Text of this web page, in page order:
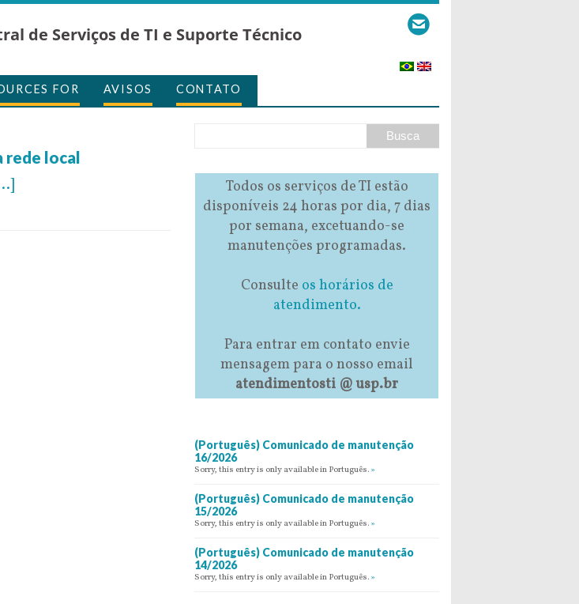
de Serviços de TI e Suporte Técnico
FOR AVISOS CONTATO
rede local
Todos os serviços de TI estão
disponíveis 24 horas por dia, 7 dias
por semana, excetuando-se
manutenções programadas.
Consulte os horários de
atendimento.
Para entrar em contato envie
mensagem para o nosso email
atendimentosti @ usp.br
(Português) Comunicado de manutenção
16/2026
Sorry, this entry is only available in Português. »
(Português) Comunicado de manutenção
15/2026
Sorry, this entry is only available in Português. »
(Português) Comunicado de manutenção
14/2026
Sorry, this entry is only available in Português. »